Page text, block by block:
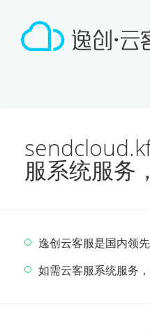
服系统服务
逸创云客服是国内领
如需云客服系统服务